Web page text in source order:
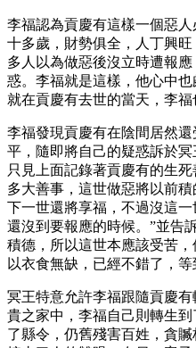
李福認為貢慶有這樣一個惡
十多歲，財勢俱全，人丁興
多人以為做惡後沒立時遭報
惑。李福就是這樣，他心中也
就在貢慶有去世的當天，李福
李福發現貢慶有在陰間居然
平，隨即將自己的疑惑訴於
只見上面記錄著貢慶有的生
多大善事，這世做惡將以前
下一世還將享福，不過沒這
還沒到要報應的時候。”並告
積德，所以這世本應該受苦
以衣食無缺，已經不錯了，等
冥王特意允許李福跟隨貢慶
貴之家中，李福自己則轉生
了縣令，仍舊殘害百姓，貪